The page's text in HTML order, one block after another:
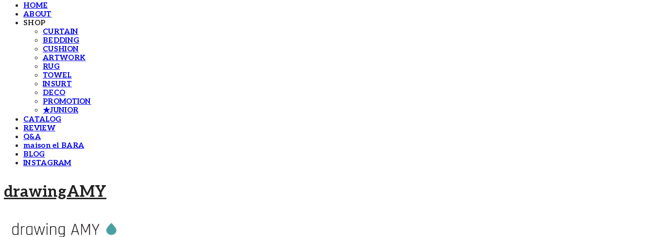
HOME
ABOUT
SHOP
CURTAIN
BEDDING
CUSHION
ARTWORK
RUG
TOWEL
INSURT
DECO
PROMOTION
★JUNIOR
CATALOG
REVIEW
Q&A
maison el BARA
BLOG
INSTAGRAM
drawingAMY